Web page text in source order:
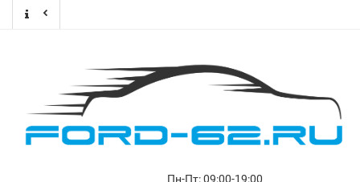
Пн-Пт: 09:00-19:00